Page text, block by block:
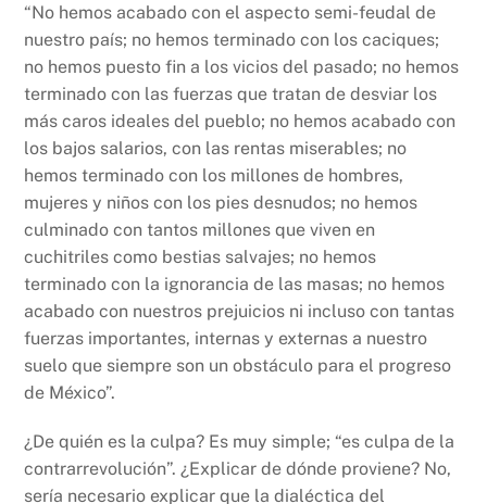
“No hemos acabado con el aspecto semi-feudal de
nuestro país; no hemos terminado con los caciques;
no hemos puesto fin a los vicios del pasado; no hemos
terminado con las fuerzas que tratan de desviar los
más caros ideales del pueblo; no hemos acabado con
los bajos salarios, con las rentas miserables; no
hemos terminado con los millones de hombres,
mujeres y niños con los pies desnudos; no hemos
culminado con tantos millones que viven en
cuchitriles como bestias salvajes; no hemos
terminado con la ignorancia de las masas; no hemos
acabado con nuestros prejuicios ni incluso con tantas
fuerzas importantes, internas y externas a nuestro
suelo que siempre son un obstáculo para el progreso
de México”.
¿De quién es la culpa? Es muy simple; “es culpa de la
contrarrevolución”. ¿Explicar de dónde proviene? No,
sería necesario explicar que la dialéctica del